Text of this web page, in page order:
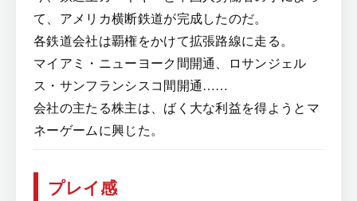
て、アメリカ横断鉄道が完成したのだ。
各鉄道会社は覇権をかけて拡張路線に走る。
マイアミ・ニューヨーク間開通、ロサンジェル
ス・サンフランシスコ間開通……
会社の主たる株主は、ばく大な利益を得ようとマ
ネーゲームに興じた。
プレイ感